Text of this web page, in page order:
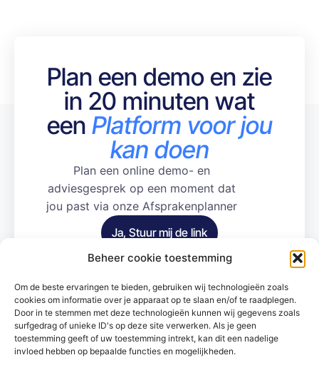
Beheer cookie toestemming
Om de beste ervaringen te bieden, gebruiken wij technologieën zoals
cookies om informatie over je apparaat op te slaan en/of te raadplegen.
Door in te stemmen met deze technologieën kunnen wij gegevens zoals
surfgedrag of unieke ID's op deze site verwerken. Als je geen
toestemming geeft of uw toestemming intrekt, kan dit een nadelige
invloed hebben op bepaalde functies en mogelijkheden.
Plan een demo en zie
in 20 minuten wat
een Platform voor jou
kan doen
Plan een online demo- en
adviesgesprek op een moment dat
jou past via onze Afsprakenplanner
Ja, Stuur mij de link
Platform
Essentials
Complete e-
learning
Voor Klanten
Documentatie
Juridisch
Algemene
voorwaarden